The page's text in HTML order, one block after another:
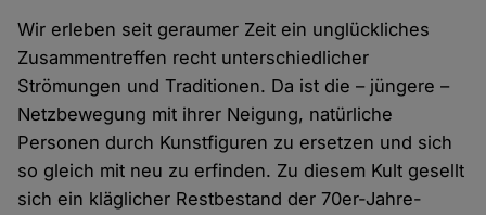
Wir erleben seit geraumer Zeit ein unglückliches
Zusammentreffen recht unterschiedlicher
Strömungen und Traditionen. Da ist die – jüngere –
Netzbewegung mit ihrer Neigung, natürliche
Personen durch Kunstfiguren zu ersetzen und sich
so gleich mit neu zu erfinden. Zu diesem Kult gesellt
sich ein kläglicher Restbestand der 70er-Jahre-